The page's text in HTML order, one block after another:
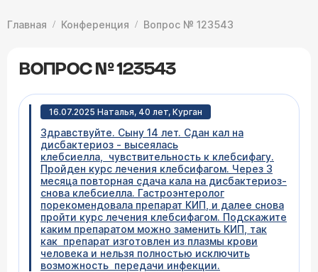
Главная Конференция Вопрос № 123543
ВОПРОС № 123543
16.07.2025 Наталья, 40 лет, Курган
Здравствуйте. Сыну 14 лет. Сдан кал на
дисбактериоз - высеялась
клебсиелла, чувствительность к клебсифагу.
Пройден курс лечения клебсифагом. Через 3
месяца повторная сдача кала на дисбактериоз-
снова клебсиелла. Гастроэнтеролог
порекомендовала препарат КИП, и далее снова
пройти курс лечения клебсифагом. Подскажите
каким препаратом можно заменить КИП, так
как препарат изготовлен из плазмы крови
человека и нельзя полностью исключить
возможность передачи инфекции.